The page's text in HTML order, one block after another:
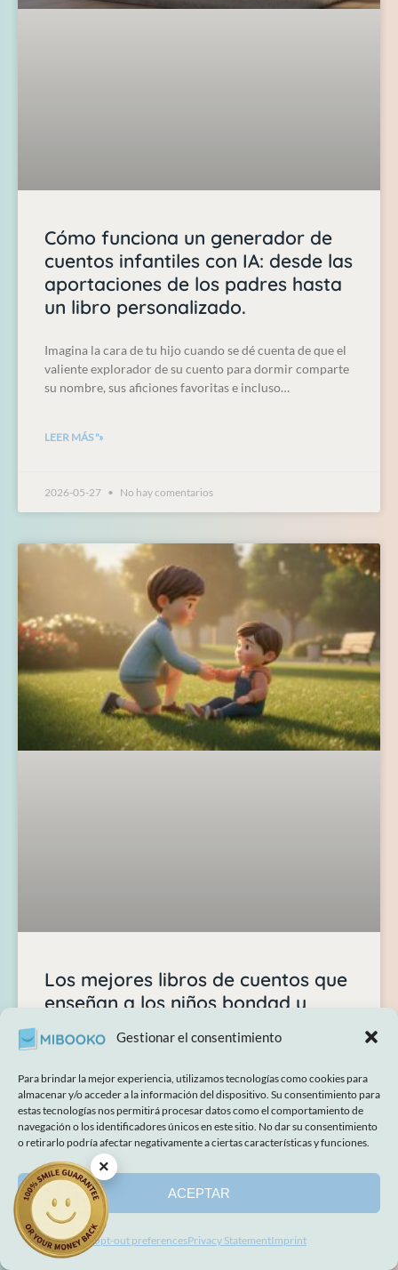
Gestionar el consentimiento
Para brindar la mejor experiencia, utilizamos tecnologías como cookies para
almacenar y/o acceder a la información del dispositivo. Su consentimiento para
estas tecnologías nos permitirá procesar datos como el comportamiento de
navegación o los identificadores únicos en este sitio. No dar su consentimiento
o retirarlo podría afectar negativamente a ciertas características y funciones.
ACEPTAR
Opt-out preferencesPrivacy StatementImprint
Cómo funciona un generador de
cuentos infantiles con IA: desde las
aportaciones de los padres hasta
un libro personalizado.
Imagina la cara de tu hijo cuando se dé cuenta de que el
valiente explorador de su cuento para dormir comparte
su nombre, sus aficiones favoritas e incluso…
LEER MÁS "»
2026-05-27 No hay comentarios
Los mejores libros de cuentos que
enseñan a los niños bondad y
libro y descubre que no solo está leyendo sobre la
bondad, sino que él mismo es el héroe que decide
ayudar a un amigo…
LEER MÁS "»
2026-05-26
×